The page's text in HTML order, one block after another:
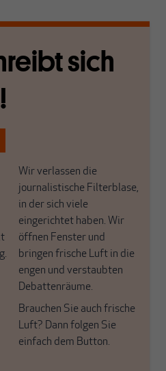
sich
Wir verlassen die
journalistische Filterblase,
in der sich viele
eingerichtet haben. Wir
öffnen Fenster und
bringen frische Luft in die
engen und verstaubten
Debattenräume.
Brauchen Sie auch frische
Luft? Dann folgen Sie
einfach dem Button.